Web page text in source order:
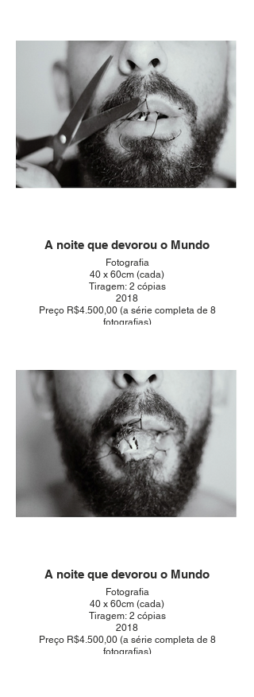
A noite que devorou o Mundo
Fotografia
40 x 60cm (cada)
Tiragem: 2 cópias
2018
Preço R$4.500,00 (a série completa de 8
fotografias)
A noite que devorou o Mundo
Fotografia
40 x 60cm (cada)
Tiragem: 2 cópias
2018
Preço R$4.500,00 (a série completa de 8
fotografias)